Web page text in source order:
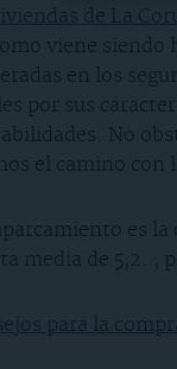
de La
viene
en los
por sus
No
el camino con
es
media de 5,2. ,
para la